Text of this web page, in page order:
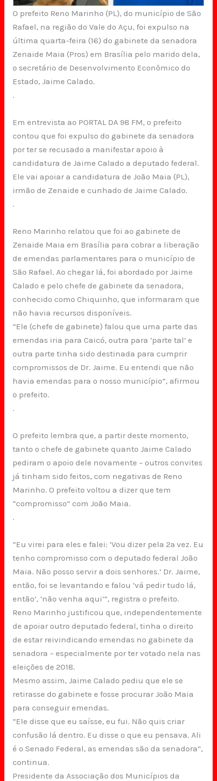
O prefeito Reno Marinho (PL), do município de São
Rafael, na região do Vale do Açu, foi expulso na
última quarta-feira (16) do gabinete da senadora
Zenaide Maia (Pros) em Brasília pelo marido dela,
o secretário de Desenvolvimento Econômico do
Estado, Jaime Calado.
.
Em entrevista ao PORTAL DA 98 FM, o prefeito
contou que foi expulso do gabinete da senadora
por ter se recusado a manifestar apoio à
candidatura de Jaime Calado a deputado federal.
Ele vai apoiar a candidatura de João Maia (PL),
irmão de Zenaide e cunhado de Jaime Calado.
.
Reno Marinho relatou que foi ao gabinete de
Zenaide Maia em Brasília para cobrar a liberação
de emendas parlamentares para o município de
São Rafael. Ao chegar lá, foi abordado por Jaime
Calado e pelo chefe de gabinete da senadora,
conhecido como Chiquinho, que informaram que
não havia recursos disponíveis.
“Ele (chefe de gabinete) falou que uma parte das
emendas iria para Caicó, outra para ‘parte tal’ e
outra parte tinha sido destinada para cumprir
compromissos de Dr. Jaime. Eu entendi que não
havia emendas para o nosso município”, afirmou
o prefeito.
.
O prefeito lembra que, a partir deste momento,
tanto o chefe de gabinete quanto Jaime Calado
pediram o apoio dele novamente – outros convites
já tinham sido feitos, com negativas de Reno
Marinho. O prefeito voltou a dizer que tem
“compromisso” com João Maia.
.
“Eu virei para eles e falei: ‘Vou dizer pela 2ª vez. Eu
tenho compromisso com o deputado federal João
Maia. Não posso servir a dois senhores.’ Dr. Jaime,
então, foi se levantando e falou ‘vá pedir tudo lá,
então’, ‘não venha aqui’”, registra o prefeito.
Reno Marinho justificou que, independentemente
de apoiar outro deputado federal, tinha o direito
de estar reivindicando emendas no gabinete da
senadora – especialmente por ter votado nela nas
eleições de 2018.
Mesmo assim, Jaime Calado pediu que ele se
retirasse do gabinete e fosse procurar João Maia
para conseguir emendas.
“Ele disse que eu saísse, eu fui. Não quis criar
confusão lá dentro. Eu disse o que eu pensava. Ali
é o Senado Federal, as emendas são da senadora”,
continua.
Presidente da Associação dos Municípios da